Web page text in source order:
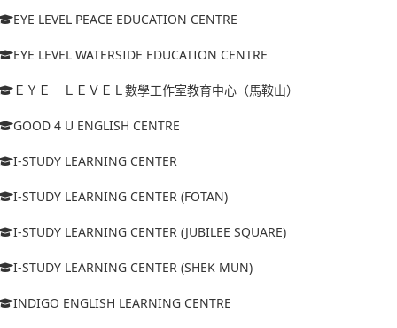
EYE LEVEL PEACE EDUCATION CENTRE
EYE LEVEL WATERSIDE EDUCATION CENTRE
ＥＹＥ ＬＥＶＥＬ數學工作室教育中心（馬鞍山）
GOOD 4 U ENGLISH CENTRE
I-STUDY LEARNING CENTER
I-STUDY LEARNING CENTER (FOTAN)
I-STUDY LEARNING CENTER (JUBILEE SQUARE)
I-STUDY LEARNING CENTER (SHEK MUN)
INDIGO ENGLISH LEARNING CENTRE